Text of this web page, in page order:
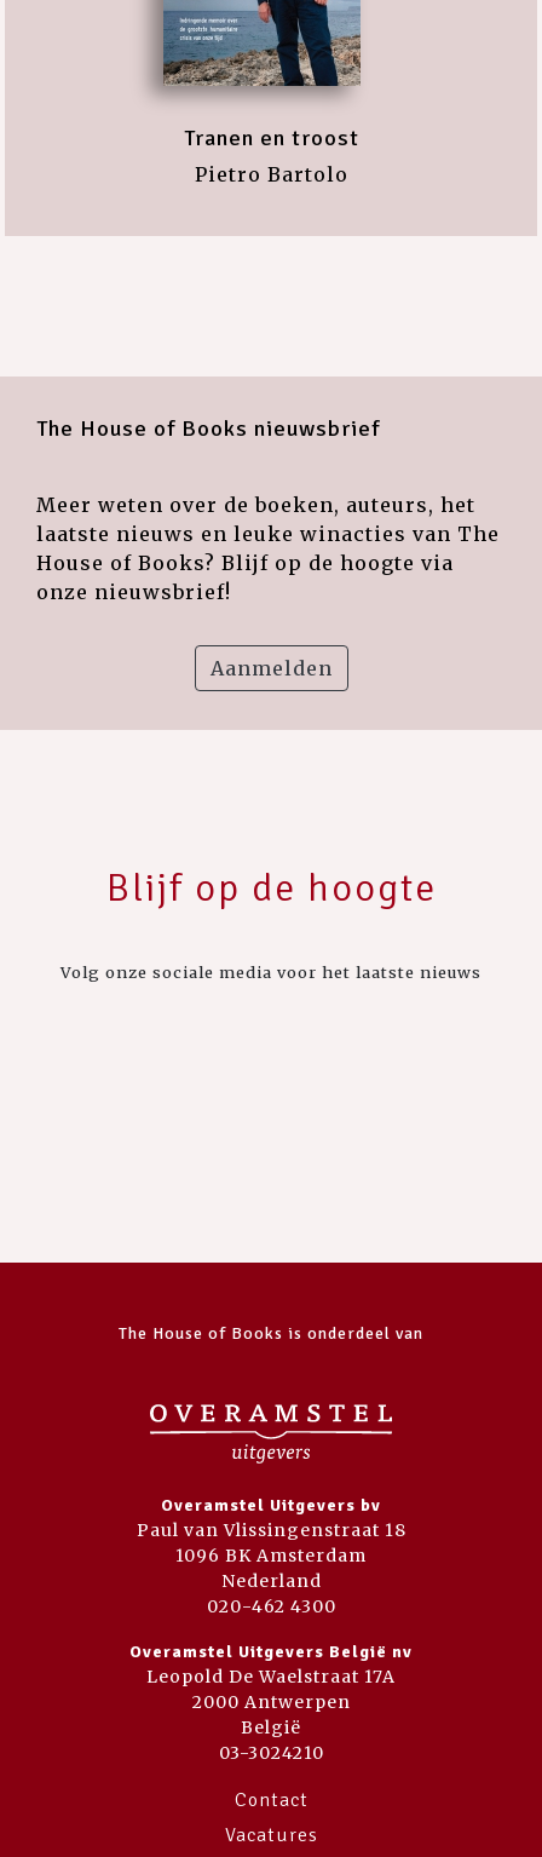
Tranen en troost
Pietro Bartolo
The House of Books nieuwsbrief
Meer weten over de boeken, auteurs, het
laatste nieuws en leuke winacties van The
House of Books? Blijf op de hoogte via
onze nieuwsbrief!
Aanmelden
Blijf op de hoogte
Volg onze sociale media voor het laatste nieuws
The House of Books is onderdeel van
Overamstel Uitgevers bv
Paul van Vlissingenstraat 18
1096 BK Amsterdam
Nederland
020-462 4300
Overamstel Uitgevers België nv
Leopold De Waelstraat 17A
2000 Antwerpen
België
03-3024210
Contact
Vacatures